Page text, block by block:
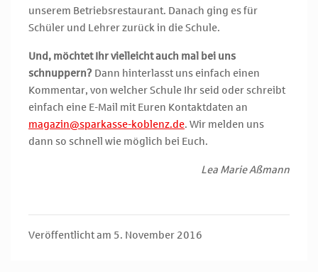
unserem Betriebsrestaurant. Danach ging es für
Schüler und Lehrer zurück in die Schule.
Und, möchtet Ihr vielleicht auch mal bei uns
schnuppern? Dann hinterlasst uns einfach einen
Kommentar, von welcher Schule Ihr seid oder schreibt
einfach eine E-Mail mit Euren Kontaktdaten an
magazin@sparkasse-koblenz.de. Wir melden uns
dann so schnell wie möglich bei Euch.
Lea Marie Aßmann
Veröffentlicht am 5. November 2016